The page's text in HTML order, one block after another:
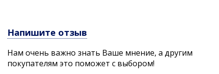
Напишите отзыв
Нам очень важно знать Ваше мнение, а другим
покупателям это поможет с выбором!